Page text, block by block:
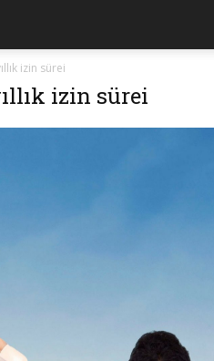
izin sürei
izin sürei